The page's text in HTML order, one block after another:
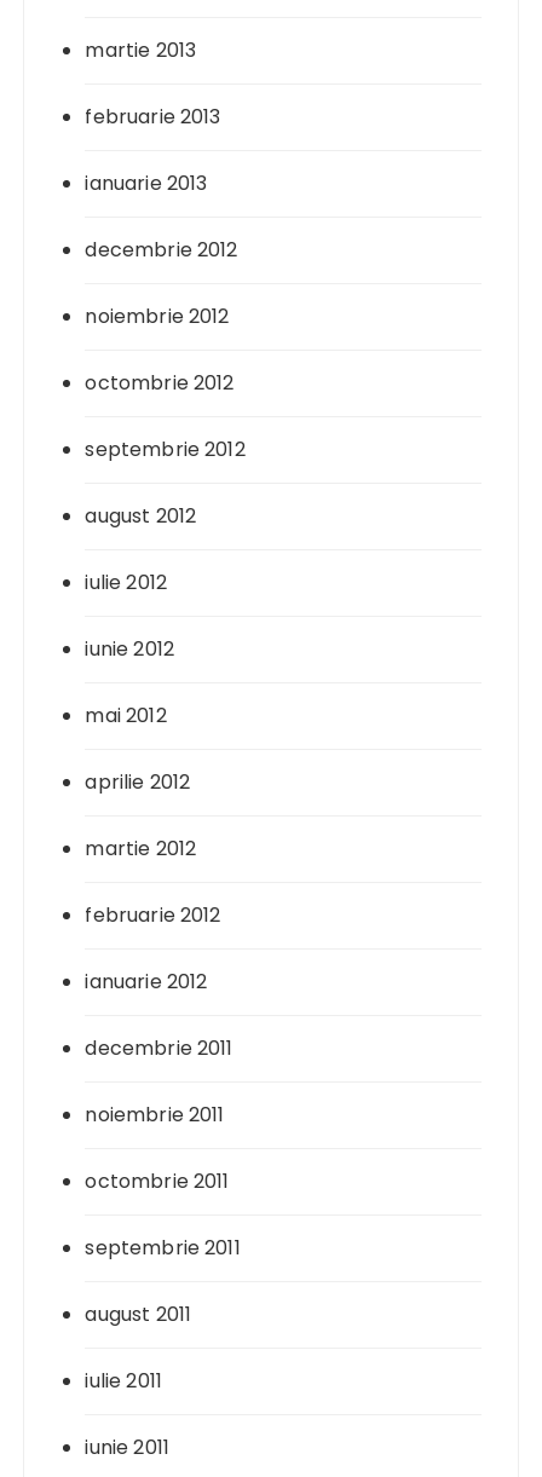
martie 2013
februarie 2013
ianuarie 2013
decembrie 2012
noiembrie 2012
octombrie 2012
septembrie 2012
august 2012
iulie 2012
iunie 2012
mai 2012
aprilie 2012
martie 2012
februarie 2012
ianuarie 2012
decembrie 2011
noiembrie 2011
octombrie 2011
septembrie 2011
august 2011
iulie 2011
iunie 2011